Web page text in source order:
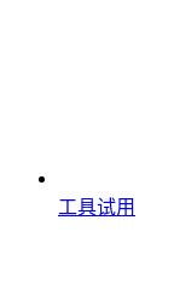
工具试用